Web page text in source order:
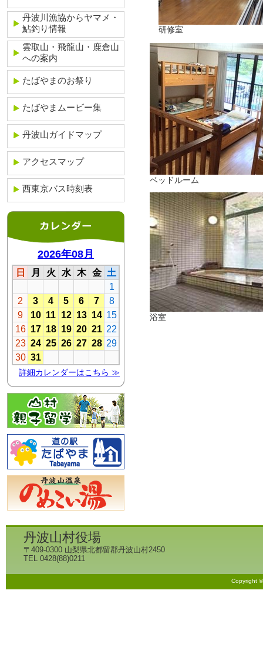
研修室
ベッドルーム
浴室
丹波川漁協からヤマメ・
鮎釣り情報
雲取山・飛龍山・鹿倉山
への案内
たばやまのお祭り
たばやまムービー集
丹波山ガイドマップ
アクセスマップ
西東京バス時刻表
丹波山村役場
〒409-0300 山梨県北都留郡丹波山村2450
TEL 0428(88)0211
Copyright